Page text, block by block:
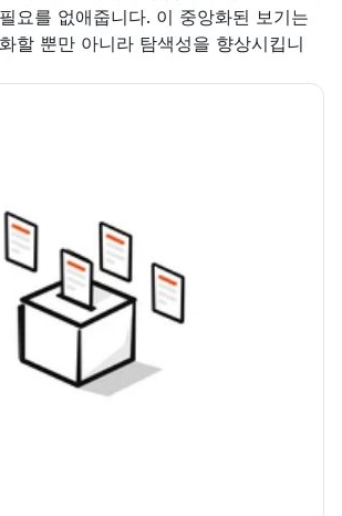
요를 없애줍니다. 이 중앙화된 보기는
할 뿐만 아니라 탐색성을 향상시킵니